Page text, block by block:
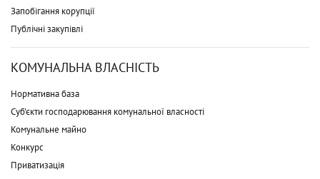
Запобігання корупції
Публічні закупівлі
КОМУНАЛЬНА ВЛАСНІСТЬ
Нормативна база
Суб'єкти господарювання комунальної власності
Комунальне майно
Конкурс
Приватизація